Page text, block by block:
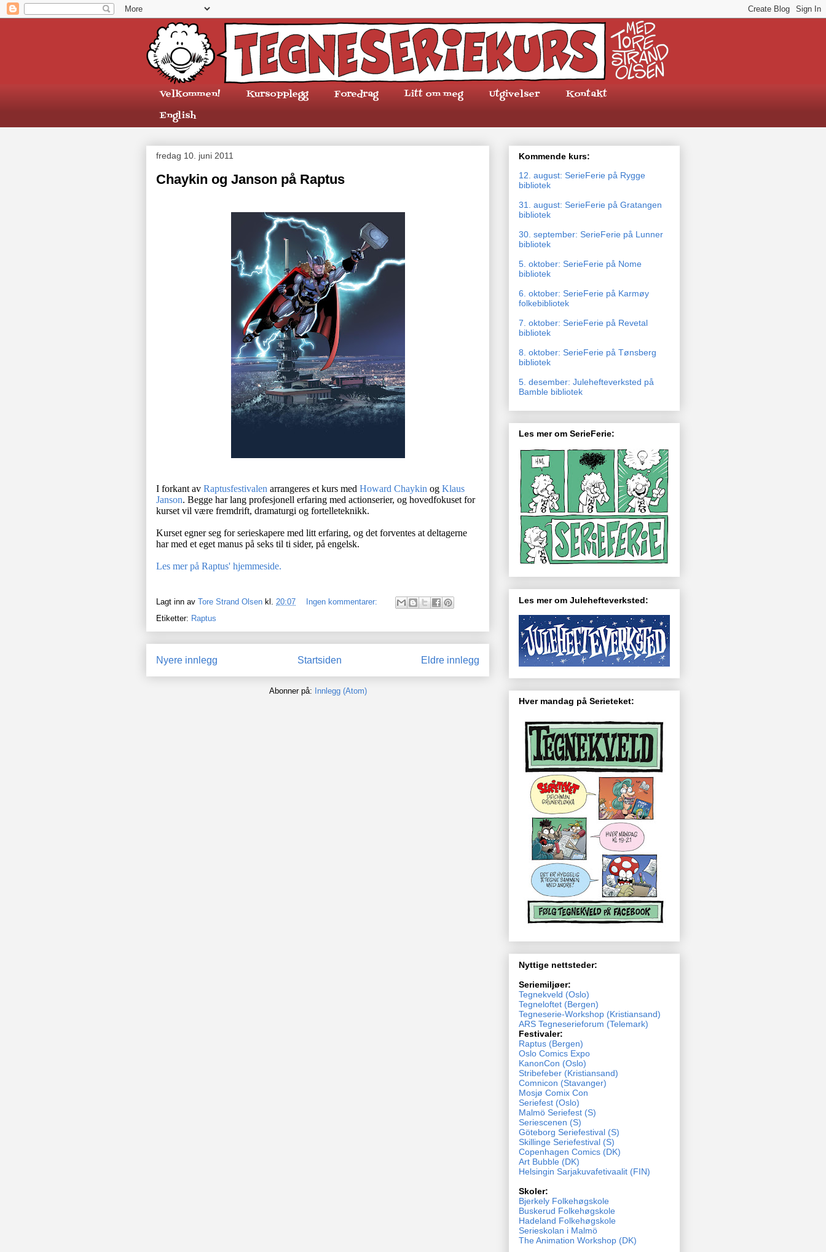
Velkommen! Kursopplegg Foredrag Litt om meg Utgivelser
Kontakt
English
fredag 10. juni 2011
Chaykin og Janson på Raptus
I forkant av Raptusfestivalen arrangeres et kurs med Howard Chaykin og Klaus
Janson. Begge har lang profesjonell erfaring med actionserier, og hovedfokuset for
kurset vil være fremdrift, dramaturgi og fortelleteknikk.
Kurset egner seg for serieskapere med litt erfaring, og det forventes at deltagerne
har med et eget manus på seks til ti sider, på engelsk.
Les mer på Raptus' hjemmeside.
Lagt inn av Tore Strand Olsen kl. 20:07
Ingen kommentarer:
Etiketter: Raptus
Nyere innlegg Eldre innlegg
Startsiden
Abonner på: Innlegg (Atom)
Kommende kurs:
12. august: SerieFerie på Rygge
bibliotek
31. august: SerieFerie på Gratangen
bibliotek
30. september: SerieFerie på Lunner
bibliotek
5. oktober: SerieFerie på Nome
bibliotek
6. oktober: SerieFerie på Karmøy
folkebibliotek
7. oktober: SerieFerie på Revetal
bibliotek
8. oktober: SerieFerie på Tønsberg
bibliotek
5. desember: Julehefteverksted på
Bamble bibliotek
Les mer om SerieFerie:
Les mer om Julehefteverksted:
Hver mandag på Serieteket:
Nyttige nettsteder:
Seriemiljøer:
Tegnekveld (Oslo)
Tegneloftet (Bergen)
Tegneserie-Workshop (Kristiansand)
ARS Tegneserieforum (Telemark)
Festivaler:
Raptus (Bergen)
Oslo Comics Expo
KanonCon (Oslo)
Stribefeber (Kristiansand)
Comnicon (Stavanger)
Mosjø Comix Con
Seriefest (Oslo)
Malmö Seriefest (S)
Seriescenen (S)
Göteborg Seriefestival (S)
Skillinge Seriefestival (S)
Copenhagen Comics (DK)
Art Bubble (DK)
Helsingin Sarjakuvafetivaalit (FIN)
Skoler:
Bjerkely Folkehøgskole
Buskerud Folkehøgskole
Hadeland Folkehøgskole
Serieskolan i Malmö
The Animation Workshop (DK)